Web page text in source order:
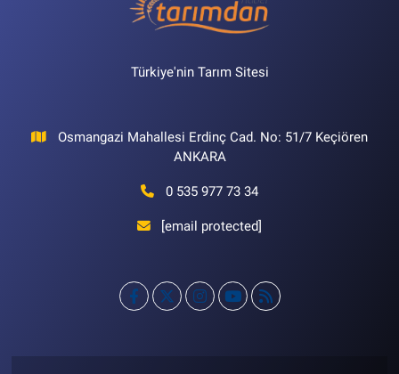
Türkiye'nin Tarım Sitesi
Osmangazi Mahallesi Erdinç Cad. No: 51/7 Keçiören
ANKARA
0 535 977 73 34
[email protected]